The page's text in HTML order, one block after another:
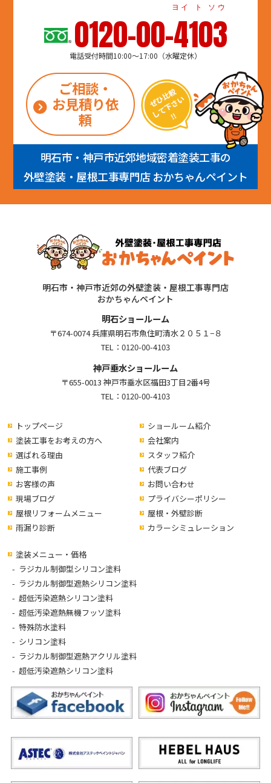
0120-00-4103
ヨイ ト ソウ
電話受付時間10:00～17:00（水曜定休）
ご相談・
お見積り依
頼
明石市・神戸市近郊地域密着塗装工事の
外壁塗装・屋根工事専門店 おかちゃんペイント
明石市・神戸市近郊の外壁塗装・屋根工事専門店
おかちゃんペイント
明石ショールーム
〒674-0074 兵庫県明石市魚住町清水２０５１−８
TEL： 0120-00-4103
神戸垂水ショールーム
〒655-0013 神戸市垂水区福田3丁目2番4号
TEL： 0120-00-4103
トップページ
塗装工事をお考えの方へ
選ばれる理由
ショールーム紹介
会社案内
スタッフ紹介
施工事例
お客様の声
現場ブログ
代表ブログ
お問い合わせ
プライバシーポリシー
屋根リフォームメニュー
雨漏り診断
屋根・外壁診断
カラーシミュレーション
塗装メニュー・価格
ラジカル制御型シリコン塗料
ラジカル制御型遮熱シリコン塗料
超低汚染遮熱シリコン塗料
超低汚染遮熱無機フッソ塗料
特殊防水塗料
シリコン塗料
ラジカル制御型遮熱アクリル塗料
超低汚染遮熱シリコン塗料